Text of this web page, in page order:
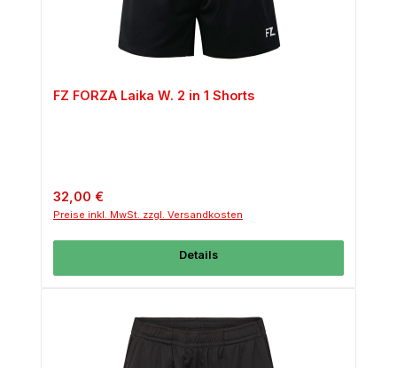
FZ FORZA Laika W. 2 in 1 Shorts
Regulärer Preis:
32,00 €
Preise inkl. MwSt. zzgl. Versandkosten
Details